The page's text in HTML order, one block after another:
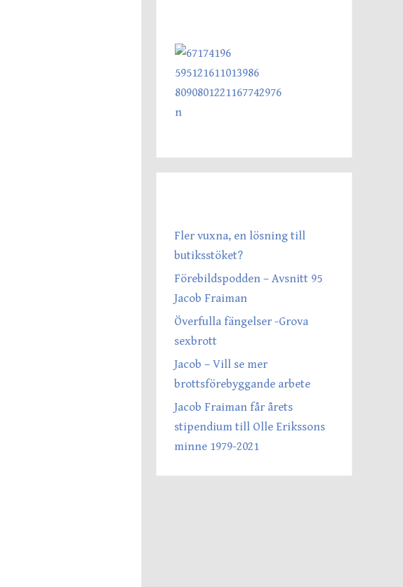
Fler vuxna, en lösning till
butiksstöket?
Förebildspodden – Avsnitt 95
Jacob Fraiman
Överfulla fängelser -Grova
sexbrott
Jacob – Vill se mer
brottsförebyggande arbete
Jacob Fraiman får årets
stipendium till Olle Erikssons
minne 1979-2021